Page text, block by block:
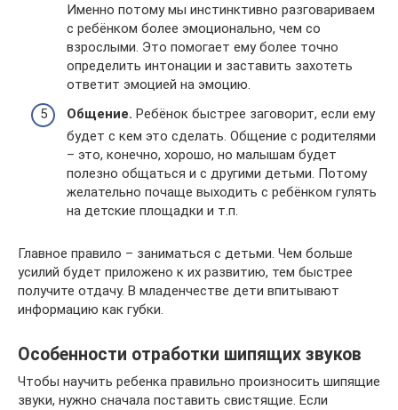
Именно потому мы инстинктивно разговариваем
с ребёнком более эмоционально, чем со
взрослыми. Это помогает ему более точно
определить интонации и заставить захотеть
ответит эмоцией на эмоцию.
Общение. Ребёнок быстрее заговорит, если ему
будет с кем это сделать. Общение с родителями
– это, конечно, хорошо, но малышам будет
полезно общаться и с другими детьми. Потому
желательно почаще выходить с ребёнком гулять
на детские площадки и т.п.
Главное правило – заниматься с детьми. Чем больше
усилий будет приложено к их развитию, тем быстрее
получите отдачу. В младенчестве дети впитывают
информацию как губки.
Особенности отработки шипящих звуков
Чтобы научить ребенка правильно произносить шипящие
звуки, нужно сначала поставить свистящие. Если